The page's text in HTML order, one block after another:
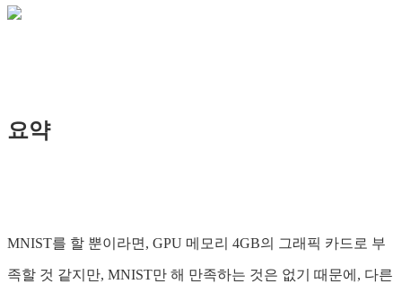
요약
MNIST를 할 뿐이라면, GPU 메모리 4GB의 그래픽 카드로 부
족할 것 같지만, MNIST만 해 만족하는 것은 없기 때문에, 다른